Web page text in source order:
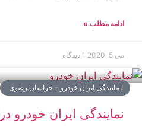
ادامه مطلب »
می 5, 2020 1 دیدگاه
نمایندگی ایران خودرو – خراسان رضوی
نمایندگی ایران خودرو